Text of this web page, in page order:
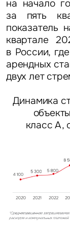
на начало
за пять
показатель
квартале
в России,
арендных
двух лет
Динамика
класс А,